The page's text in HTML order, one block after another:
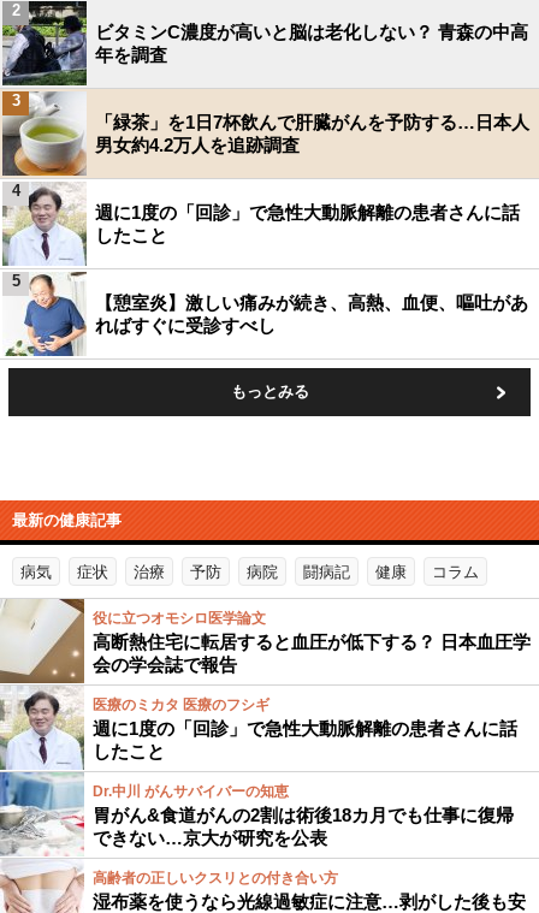
ビタミンC濃度が高いと脳は老化しない？ 青森の中高
年を調査
2
「緑茶」を1日7杯飲んで肝臓がんを予防する…日本人
男女約4.2万人を追跡調査
3
週に1度の「回診」で急性大動脈解離の患者さんに話
したこと
4
【憩室炎】激しい痛みが続き、高熱、血便、嘔吐があ
ればすぐに受診すべし
5
もっとみる
最新の健康記事
病気 症状 治療 予防 病院 闘病記 健康 コラム
役に立つオモシロ医学論文
高断熱住宅に転居すると血圧が低下する？ 日本血圧学
会の学会誌で報告
医療のミカタ 医療のフシギ
週に1度の「回診」で急性大動脈解離の患者さんに話
したこと
Dr.中川 がんサバイバーの知恵
胃がん&食道がんの2割は術後18カ月でも仕事に復帰
できない…京大が研究を公表
高齢者の正しいクスリとの付き合い方
湿布薬を使うなら光線過敏症に注意…剥がした後も安